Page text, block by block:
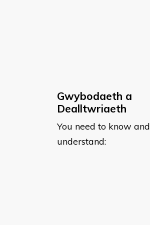
Gwybodaeth a
Dealltwriaeth
You need to know and
understand: